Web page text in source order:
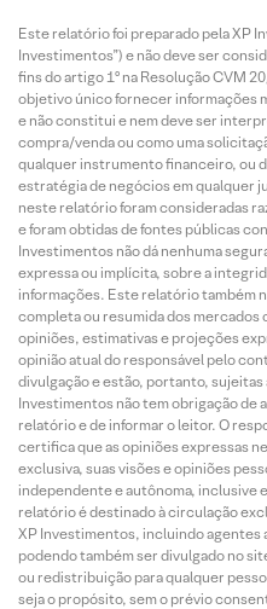
Este relatório foi preparado pela XP
Investimentos”) e não deve ser
fins do artigo 1º na Resolução CVM
objetivo único fornecer informações
e não constitui e nem deve ser
compra/venda ou como uma
qualquer instrumento financeiro, ou
estratégia de negócios em qualquer
neste relatório foram consideradas
e foram obtidas de fontes públicas
Investimentos não dá nenhuma
expressa ou implícita, sobre a
informações. Este relatório também
completa ou resumida dos
opiniões, estimativas e projeções
opinião atual do responsável pelo
divulgação e estão, portanto, sujeitas
Investimentos não tem obrigação de
relatório e de informar o leitor. O
certifica que as opiniões expressas
exclusiva, suas visões e opiniões
independente e autônoma, inclusive
relatório é destinado à circulação
XP Investimentos, incluindo agentes
podendo também ser divulgado no
ou redistribuição para qualquer
seja o propósito, sem o prévio